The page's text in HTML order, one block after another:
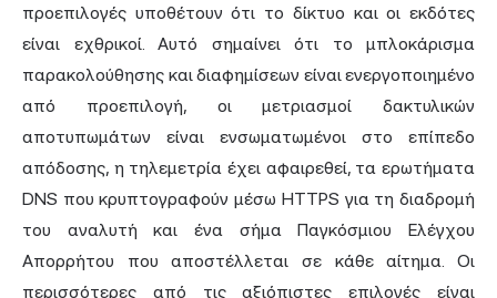
προεπιλογές υποθέτουν ότι το δίκτυο και οι εκδότες
είναι εχθρικοί. Αυτό σημαίνει ότι το μπλοκάρισμα
παρακολούθησης και διαφημίσεων είναι ενεργοποιημένο
από προεπιλογή, οι μετριασμοί δακτυλικών
αποτυπωμάτων είναι ενσωματωμένοι στο επίπεδο
απόδοσης, η τηλεμετρία έχει αφαιρεθεί, τα ερωτήματα
DNS που κρυπτογραφούν μέσω HTTPS για τη διαδρομή
του αναλυτή και ένα σήμα Παγκόσμιου Ελέγχου
Απορρήτου που αποστέλλεται σε κάθε αίτημα. Οι
περισσότερες από τις αξιόπιστες επιλογές είναι